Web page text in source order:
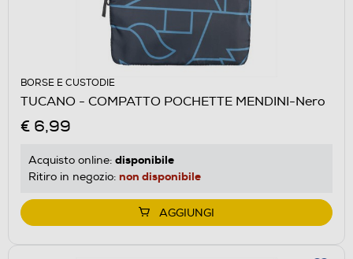
BORSE E CUSTODIE
TUCANO - COMPATTO POCHETTE MENDINI-Nero
€ 6,99
Acquisto online: disponibile
Ritiro in negozio: non disponibile
AGGIUNGI